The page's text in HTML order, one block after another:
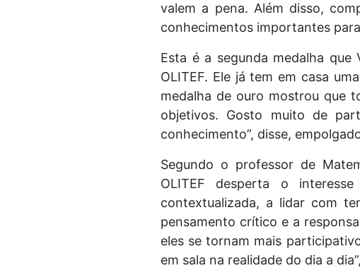
valem a pena. Além disso,
conhecimentos importantes
Esta é a segunda medalha que
OLITEF. Ele já tem em casa
medalha de ouro mostrou que
objetivos. Gosto muito de
conhecimento”, disse,
Segundo o professor de
OLITEF desperta o
contextualizada, a lidar com
pensamento crítico e a
eles se tornam mais
em sala na realidade do dia a